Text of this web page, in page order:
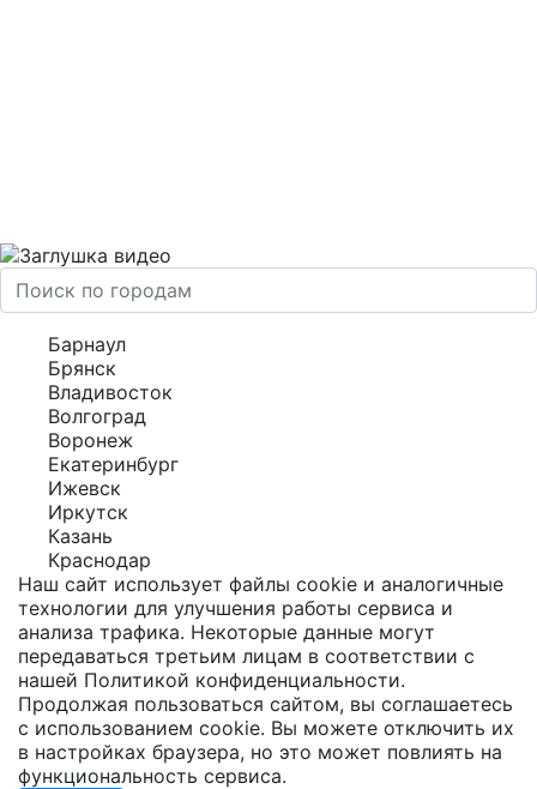
Барнаул
Брянск
Владивосток
Волгоград
Воронеж
Екатеринбург
Ижевск
Иркутск
Казань
Краснодар
Наш сайт использует файлы cookie и аналогичные
технологии для улучшения работы сервиса и
анализа трафика. Некоторые данные могут
передаваться третьим лицам в соответствии с
нашей Политикой конфиденциальности.
Продолжая пользоваться сайтом, вы соглашаетесь
с использованием cookie. Вы можете отключить их
в настройках браузера, но это может повлиять на
функциональность сервиса.